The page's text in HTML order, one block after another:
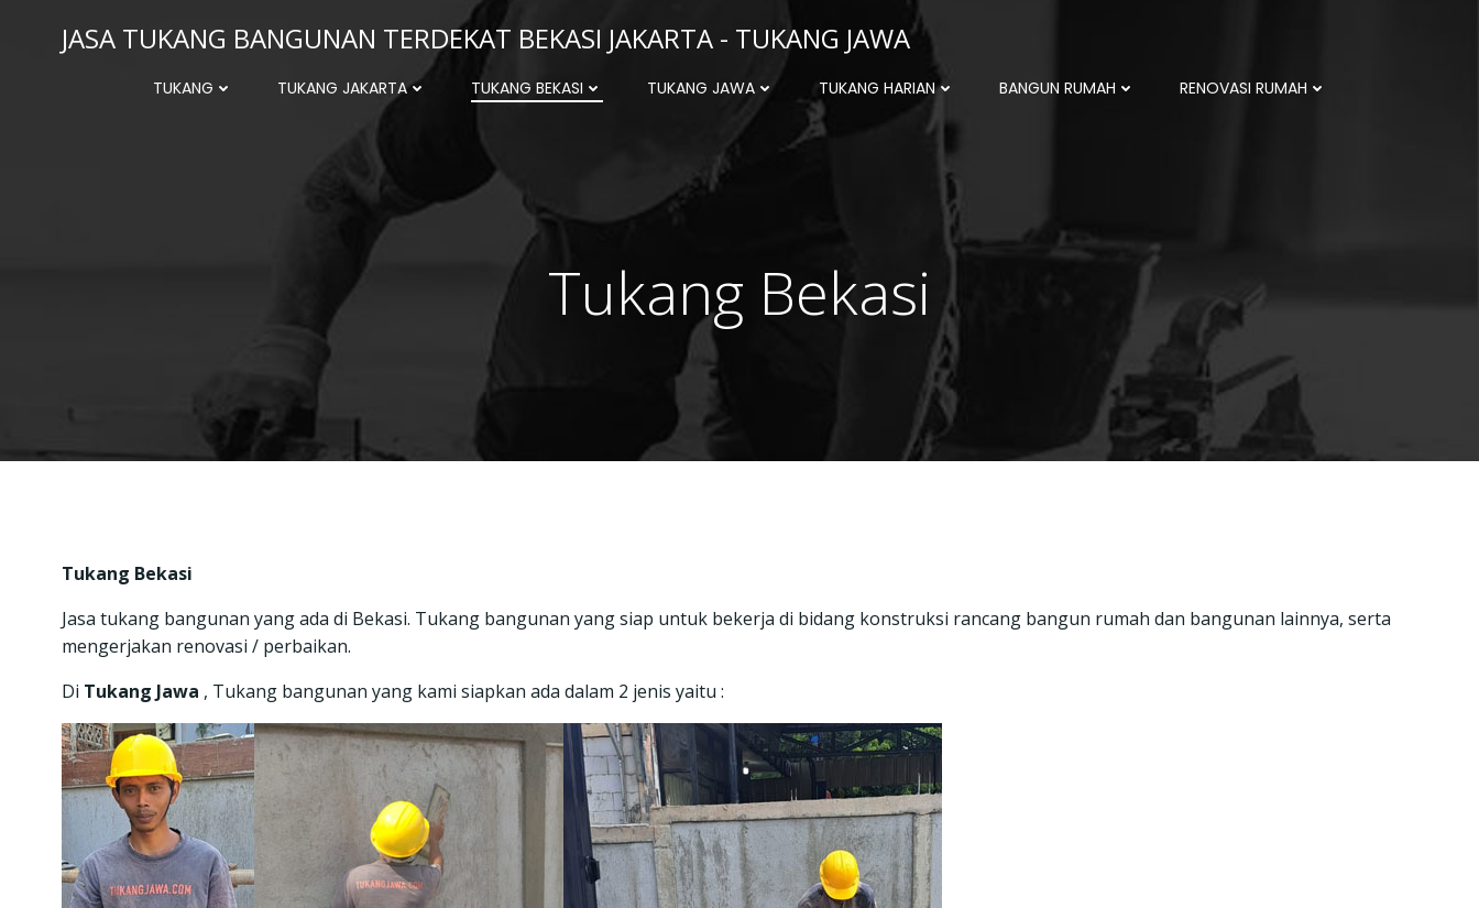
JASA TUKANG BANGUNAN TERDEKAT BEKASI JAKARTA - TUKANG JAWA
TUKANG TUKANG JAKARTA TUKANG BEKASI TUKANG JAWA TUKANG HARIAN BANGUN RUMAH RENOVASI RUMAH
Tukang Bekasi
Tukang Bekasi
Jasa tukang bangunan yang ada di Bekasi. Tukang bangunan yang siap untuk bekerja di bidang konstruksi rancang bangun rumah dan bangunan lainnya, serta
mengerjakan renovasi / perbaikan.
Di Tukang Jawa , Tukang bangunan yang kami siapkan ada dalam 2 jenis yaitu :